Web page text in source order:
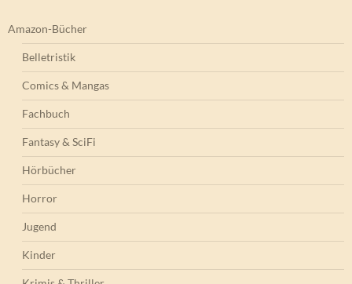
Amazon-Bücher
Belletristik
Comics & Mangas
Fachbuch
Fantasy & SciFi
Hörbücher
Horror
Jugend
Kinder